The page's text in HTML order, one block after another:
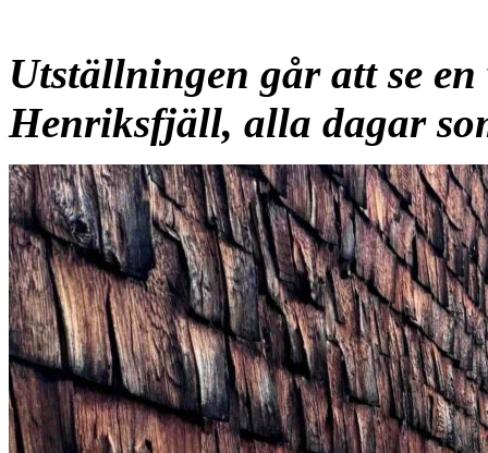
Utställningen går att se
Henriksfjäll, alla dagar